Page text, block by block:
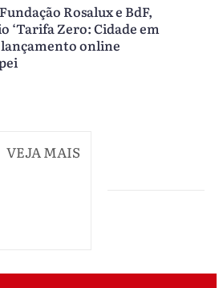
Rosalux e BdF,
‘Tarifa Zero: Cidade em
lançamento online
VEJA MAIS